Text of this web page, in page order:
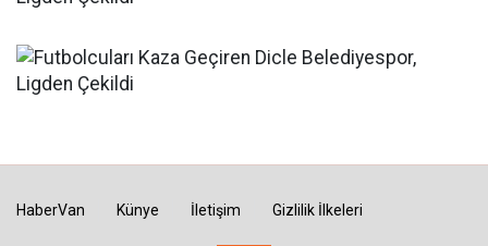
HaberVan Künye İletişim Gizlilik İlkeleri